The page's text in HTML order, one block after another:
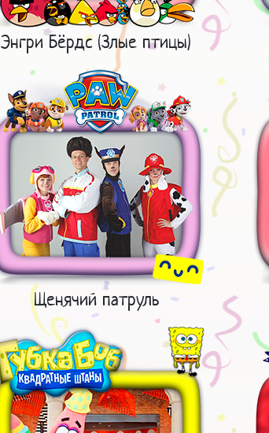
Энгри Бёрдс (Злые птицы)
Щенячий патруль